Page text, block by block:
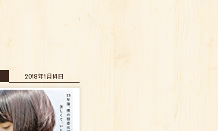
2018年1月14日